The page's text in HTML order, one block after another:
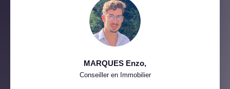
MARQUES Enzo,
Conseiller en Immobilier